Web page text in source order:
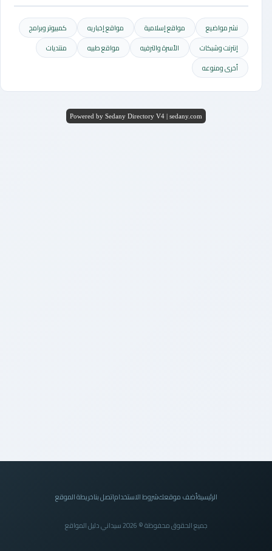
نشر مواضيع مواقع إسلامية مواقع إخباريه
كمبيوتر وبرامج
إنترنت وشبكات
الأسرة والترفيه مواقع طبيه
منتديات
أخرى ومنوعه
Powered by Sedany Directory V4 | sedany.com
الرئيسيةأضف موقعكشروط الاستخداماتصل بناخريطة الموقع
جميع الحقوق محفوظة © 2026 سيداني دليل المواقع